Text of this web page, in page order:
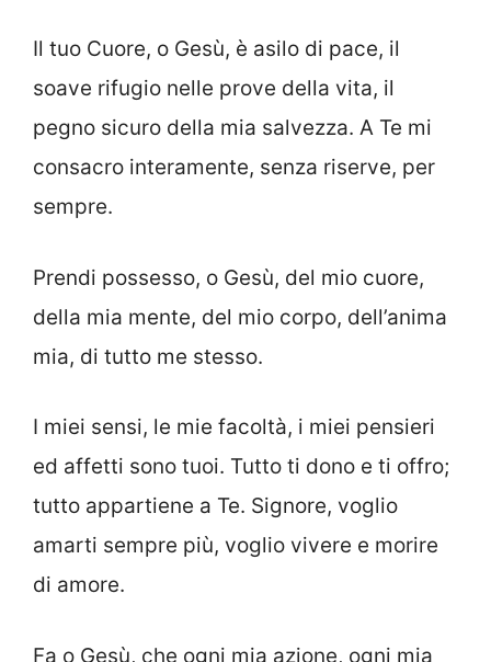
Il tuo Cuore, o Gesù, è asilo di pace, il
soave rifugio nelle prove della vita, il
pegno sicuro della mia salvezza. A Te mi
consacro interamente, senza riserve, per
sempre.
Prendi possesso, o Gesù, del mio cuore,
della mia mente, del mio corpo, dell’anima
mia, di tutto me stesso.
I miei sensi, le mie facoltà, i miei pensieri
ed affetti sono tuoi. Tutto ti dono e ti offro;
tutto appartiene a Te. Signore, voglio
amarti sempre più, voglio vivere e morire
di amore.
Fa o Gesù, che ogni mia azione, ogni mia